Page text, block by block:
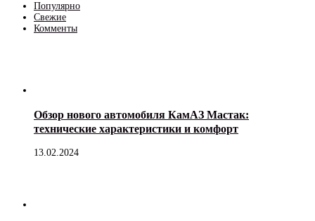
Популярно
Свежие
Комменты
Обзор нового автомобиля КамАЗ Мастак:
технические характеристики и комфорт
13.02.2024